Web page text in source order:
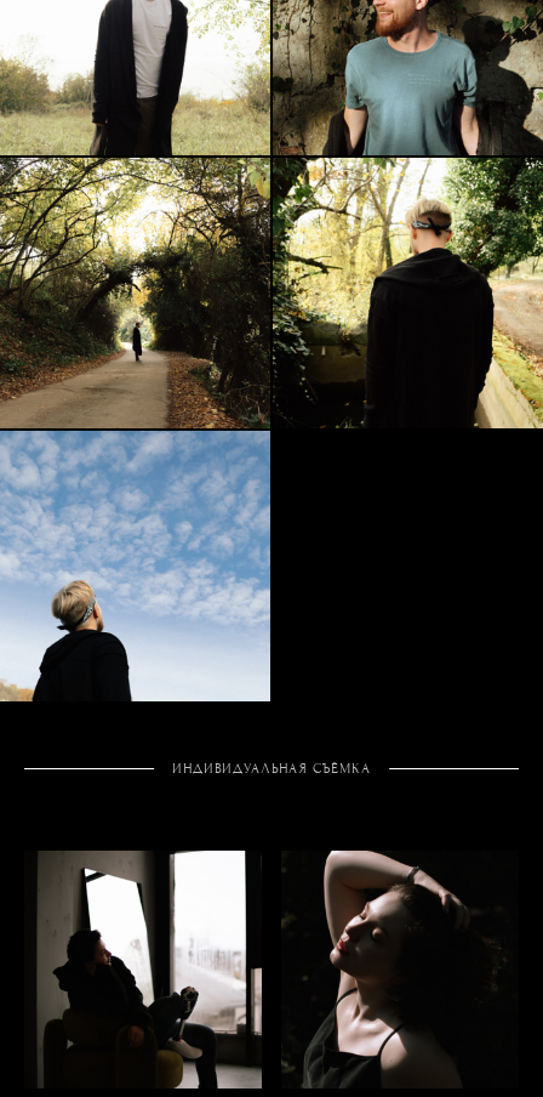
ИНДИВИДУАЛЬНАЯ СЪЁМКА